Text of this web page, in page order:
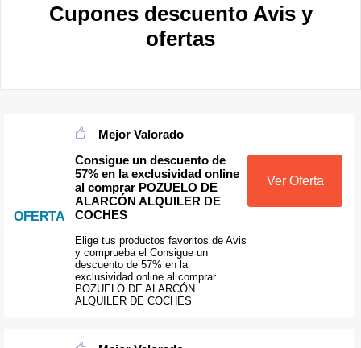
Cupones descuento Avis y
ofertas
OFERTA
Mejor Valorado
Consigue un descuento de
57% en la exclusividad online
al comprar POZUELO DE
ALARCÓN ALQUILER DE
COCHES
Elige tus productos favoritos de Avis
y comprueba el Consigue un
descuento de 57% en la
exclusividad online al comprar
POZUELO DE ALARCÓN
ALQUILER DE COCHES
Ver Oferta